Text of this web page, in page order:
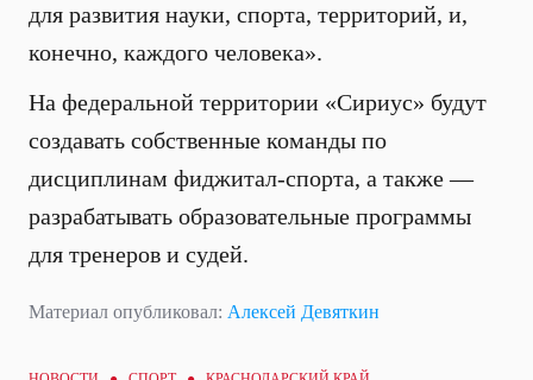
для развития науки, спорта, территорий, и,
конечно, каждого человека».
На федеральной территории «Сириус» будут
создавать собственные команды по
дисциплинам фиджитал-спорта, а также —
разрабатывать образовательные программы
для тренеров и судей.
Материал опубликовал: Алексей Девяткин